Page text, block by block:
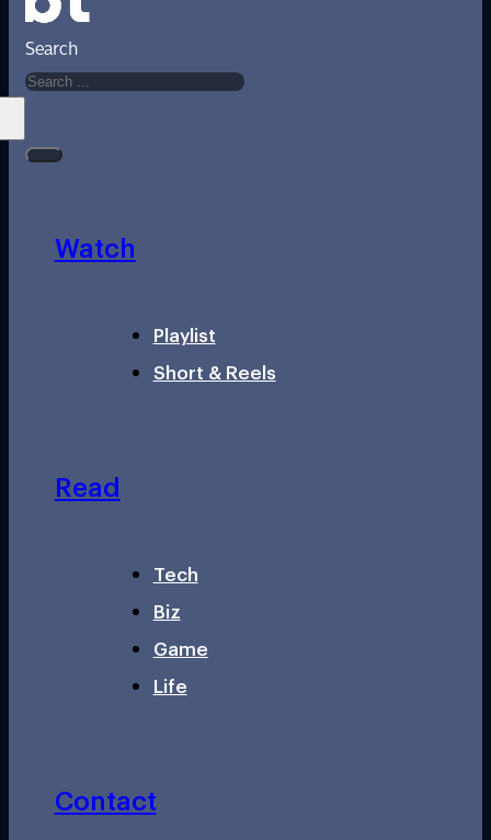
Search
Watch
Playlist
Short & Reels
Read
Tech
Biz
Game
Life
Contact